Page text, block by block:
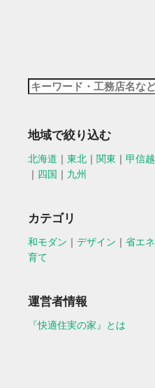
地域で絞り込む
北海道 ｜ 東北 ｜ 関東 ｜ 甲信越
｜ 四国 ｜ 九州
カテゴリ
和モダン ｜ デザイン ｜ 省エネ
育て
運営者情報
『快適住実の家』とは